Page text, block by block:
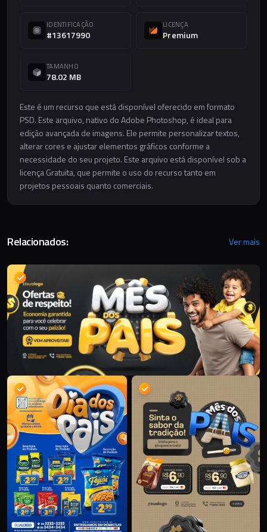
IDENTIFICAÇÃO
#13617990
LICENÇA
Premium
TAMANHO
78.02 MB
Este é um recurso que está disponível oferecido em formato
PSD. Este arquivo, nativo do Adobe Photoshop, é ideal para
edição avançada de imagens. Ele permite personalizar textos,
alterar cores e ajustar elementos gráficos conforme a
necessidade do seu projeto. Este arquivo está disponível sob a
licença Gratuita, que permite o uso do recurso tanto em
projetos pessoais quanto comerciais.
Relacionados: Ver mais